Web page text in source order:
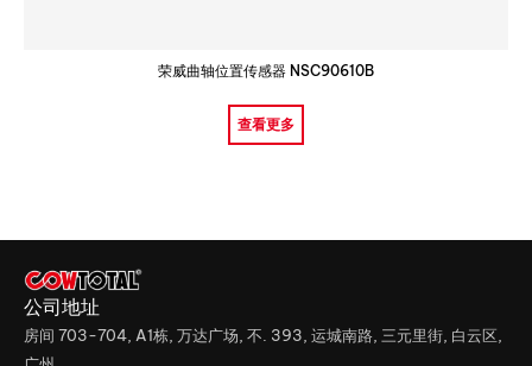
荣威曲轴位置传感器 NSC90610B
查看更多
公司地址
房间 703-704, A1栋, 万达广场, 不. 393, 运城南路, 三元里街, 白云区,